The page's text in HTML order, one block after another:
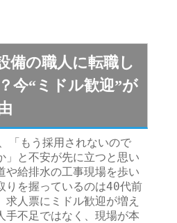
備の職人に転職し
今“ミドル歓迎”が
「もう採用されないので
」と不安が先に立つと思い
や給排水の工事現場を歩い
りを握っているのは40代前
求人票にミドル歓迎が増え
手不足ではなく、現場が本